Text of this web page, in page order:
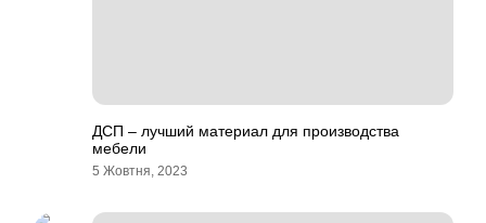
ДСП – лучший материал для производства
мебели
5 Жовтня, 2023